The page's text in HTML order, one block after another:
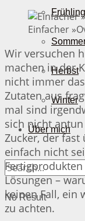
Frühling
Herbst
Winter
Über mich
No Result
Einfacher
Wir versuchen
machen in der
nicht immer
Zutaten aus
mal sind
sich nicht
Zucker, der
einfach nicht
Lösungen –
keinen Fall, ein
zu achten.